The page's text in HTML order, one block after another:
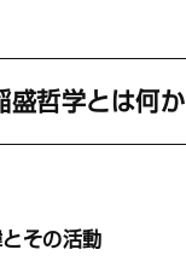
盛哲学とは何か
その活動